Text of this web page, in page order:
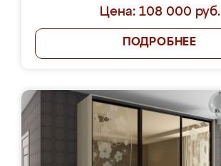
Цена: 108 000 руб.
ПОДРОБНЕЕ